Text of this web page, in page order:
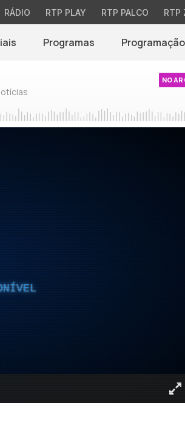
RÁDIO RTP PLAY RTP PALCO RTP
Programas Programação
NO AR